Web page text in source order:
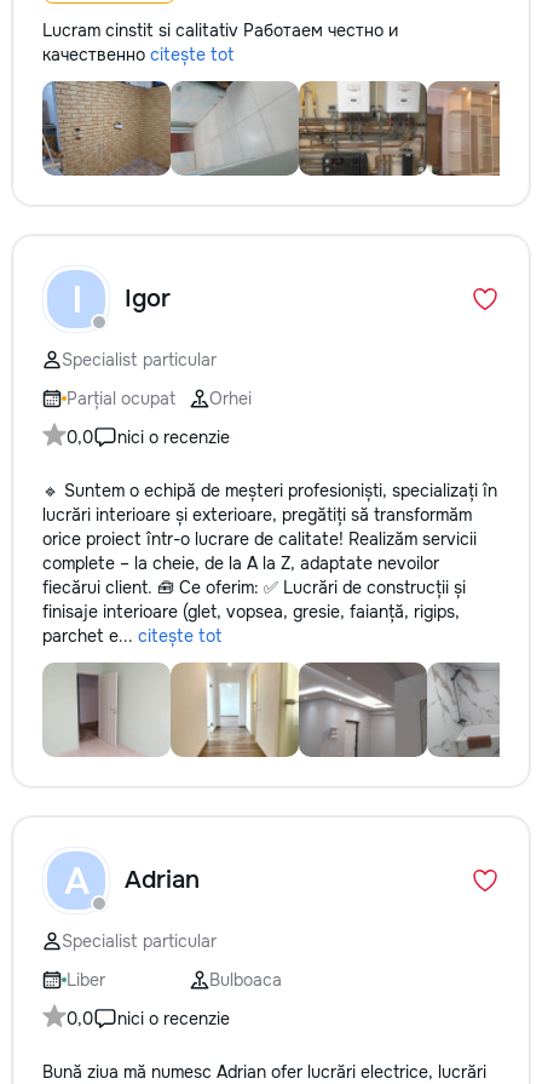
Lucram cinstit si calitativ Работаем честно и
качественно citește tot
I Igor
Specialist particular
Parțial ocupat
Orhei
0,0
nici o recenzie
🔹 Suntem o echipă de meșteri profesioniști, specializați în
lucrări interioare și exterioare, pregătiți să transformăm
orice proiect într-o lucrare de calitate! Realizăm servicii
complete – la cheie, de la A la Z, adaptate nevoilor
fiecărui client. 🧰 Ce oferim: ✅ Lucrări de construcții și
finisaje interioare (glet, vopsea, gresie, faianță, rigips,
parchet e... citește tot
A Adrian
Specialist particular
Liber
Bulboaca
0,0
nici o recenzie
Bună ziua mă numesc Adrian ofer lucrări electrice, lucrări